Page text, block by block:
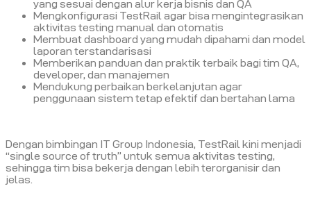
yang sesuai dengan alur kerja bisnis dan QA
Mengkonfigurasi TestRail agar bisa mengintegrasikan
aktivitas testing manual dan otomatis
Membuat dashboard yang mudah dipahami dan model
laporan terstandarisasi
Memberikan panduan dan praktik terbaik bagi tim QA,
developer, dan manajemen
Mendukung perbaikan berkelanjutan agar
penggunaan sistem tetap efektif dan bertahan lama
Dengan bimbingan IT Group Indonesia, TestRail kini menjadi
“single source of truth” untuk semua aktivitas testing,
sehingga tim bisa bekerja dengan lebih terorganisir dan
jelas.